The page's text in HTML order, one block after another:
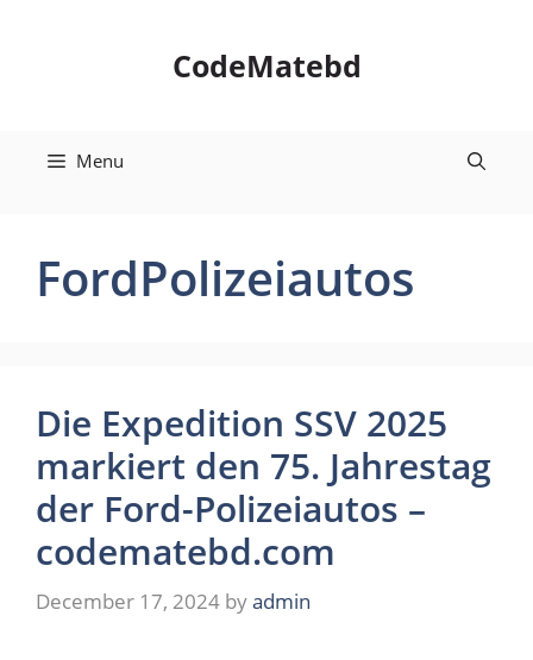
CodeMatebd
Menu
FordPolizeiautos
Die Expedition SSV 2025
markiert den 75. Jahrestag
der Ford-Polizeiautos –
codematebd.com
December 17, 2024 byadmin